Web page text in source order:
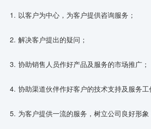
1. 以客户为中心，为客户提供咨询服务；
2. 解决客户提出的疑问；
3. 协助销售人员作好产品及服务的市场推广；
4. 协助渠道伙伴作好客户的技术支持及服务工
5. 为客户提供一流的服务，树立公司良好形象